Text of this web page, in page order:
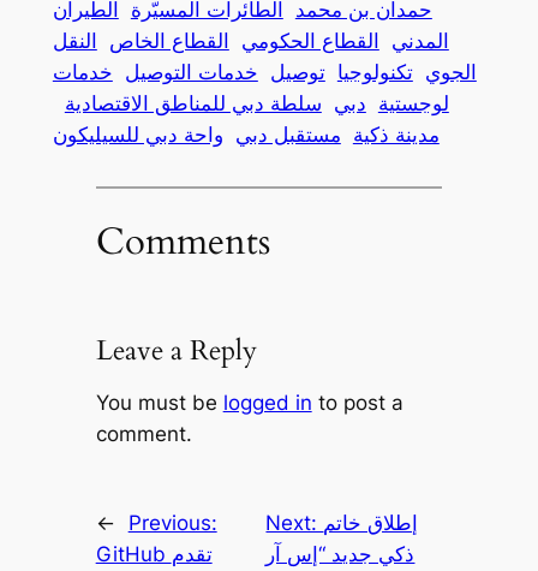
حمدان بن محمد الطائرات المسيّرة الطيران
المدني القطاع الحكومي القطاع الخاص النقل
الجوي تكنولوجيا توصيل خدمات التوصيل خدمات
لوجستية دبي سلطة دبي للمناطق الاقتصادية
مدينة ذكية مستقبل دبي واحة دبي للسيليكون
Comments
Leave a Reply
You must be logged in to post a
comment.
←
Previous:
GitHub تقدم
Next: إطلاق خاتم
ذكي جديد “إس آر